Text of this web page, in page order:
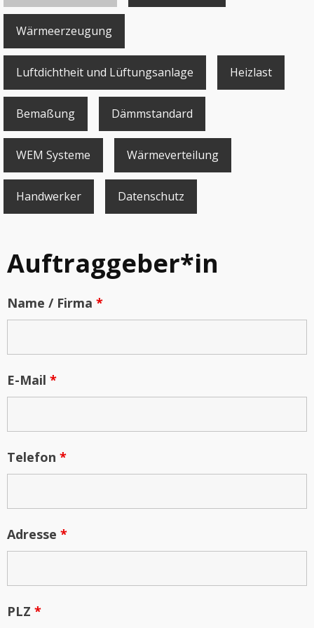
Wärmeerzeugung
Luftdichtheit und Lüftungsanlage Heizlast
Bemaßung Dämmstandard
WEM Systeme Wärmeverteilung
Handwerker Datenschutz
Auftraggeber*in
Name / Firma *
E-Mail *
Telefon *
Adresse *
PLZ *